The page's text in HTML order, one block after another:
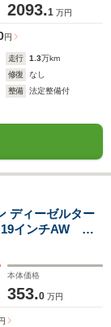
2093.1 万円
円
走行 1.3万km
修復
なし
整備
法定整備付
ディーゼルター
インチAW 黒
プルカープレ
本体価格
353.0 万円